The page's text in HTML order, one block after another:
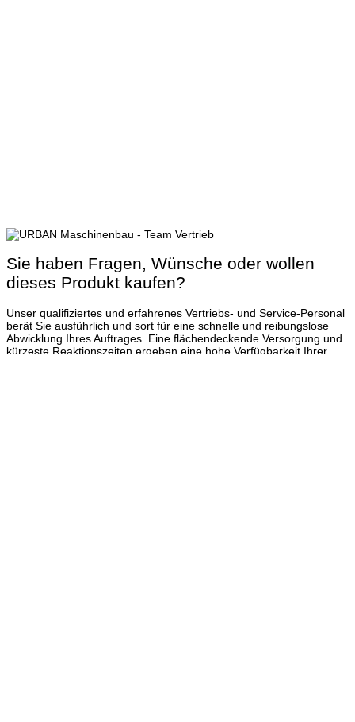
Sie haben Fragen, Wünsche oder wollen
dieses Produkt kaufen?
Unser qualifiziertes und erfahrenes Vertriebs- und Service-Personal
berät Sie ausführlich und sort für eine schnelle und reibungslose
Abwicklung Ihres Auftrages. Eine flächendeckende Versorgung und
kürzeste Reaktionszeiten ergeben eine hohe Verfügbarkeit Ihrer